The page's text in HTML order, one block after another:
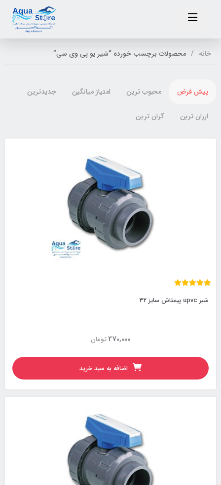
خانه محصولات برچسب خورده “شیر یو پی وی سی”
پیش فرض محبوب ترین امتیاز میانگین جدیدترین
ارزان ترین گران ترین
شیر upvc پیمتاش سایز 32
تومان270,000
اضافه به سبد خرید